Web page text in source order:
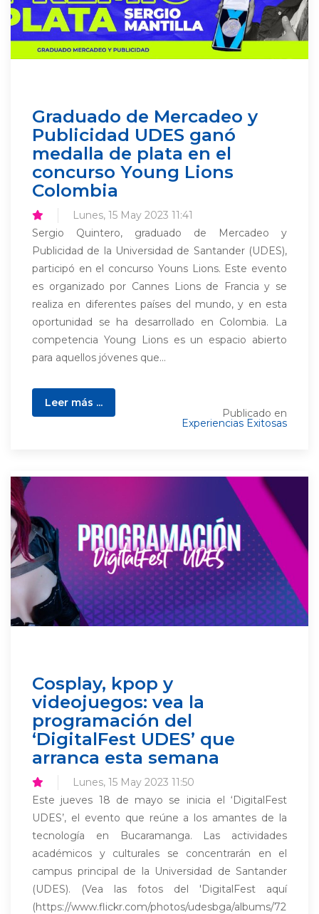
Graduado de Mercadeo y
Publicidad UDES ganó
medalla de plata en el
concurso Young Lions
Colombia
Lunes, 15 May 2023 11:41
Sergio Quintero, graduado de Mercadeo y
Publicidad de la Universidad de Santander (UDES),
participó en el concurso Youns Lions. Este evento
es organizado por Cannes Lions de Francia y se
realiza en diferentes países del mundo, y en esta
oportunidad se ha desarrollado en Colombia. La
competencia Young Lions es un espacio abierto
para aquellos jóvenes que...
Leer más ...
Publicado en
Experiencias Exitosas
Cosplay, kpop y
videojuegos: vea la
programación del
‘DigitalFest UDES’ que
arranca esta semana
Lunes, 15 May 2023 11:50
Este jueves 18 de mayo se inicia el ‘DigitalFest
UDES’, el evento que reúne a los amantes de la
tecnología en Bucaramanga. Las actividades
académicos y culturales se concentrarán en el
campus principal de la Universidad de Santander
(UDES). (Vea las fotos del 'DigitalFest aquí
(https://www.flickr.com/photos/udesbga/albums/72